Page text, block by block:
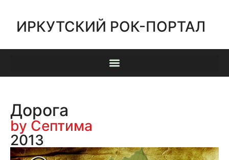
ИРКУТСКИЙ РОК-ПОРТАЛ
Дорога
by Септима
2013